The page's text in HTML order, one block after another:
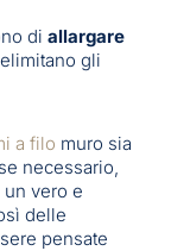
di allargare
gli
a filo muro sia
necessario,
vero e
delle
pensate